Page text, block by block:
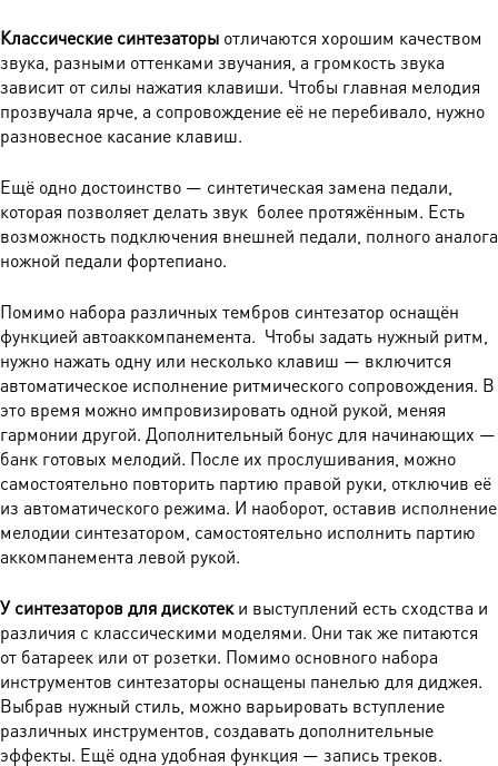
Классические синтезаторы отличаются хорошим качеством
звука, разными оттенками звучания, а громкость звука
зависит от силы нажатия клавиши. Чтобы главная мелодия
прозвучала ярче, а сопровождение её не перебивало, нужно
разновесное касание клавиш.
Ещё одно достоинство — синтетическая замена педали,
которая позволяет делать звук более протяжённым. Есть
возможность подключения внешней педали, полного аналога
ножной педали фортепиано.
Помимо набора различных тембров синтезатор оснащён
функцией автоаккомпанемента. Чтобы задать нужный ритм,
нужно нажать одну или несколько клавиш — включится
автоматическое исполнение ритмического сопровождения. В
это время можно импровизировать одной рукой, меняя
гармонии другой. Дополнительный бонус для начинающих —
банк готовых мелодий. После их прослушивания, можно
самостоятельно повторить партию правой руки, отключив её
из автоматического режима. И наоборот, оставив исполнение
мелодии синтезатором, самостоятельно исполнить партию
аккомпанемента левой рукой.
У синтезаторов для дискотеки выступлений есть сходства и
различия с классическими моделями. Они так же питаются
от батареек или от розетки. Помимо основного набора
инструментов синтезаторы оснащены панелью для диджея.
Выбрав нужный стиль, можно варьировать вступление
различных инструментов, создавать дополнительные
эффекты. Ещё одна удобная функция — запись треков.